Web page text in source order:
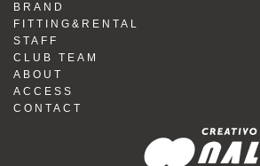
BRAND
FITTING&RENTAL
STAFF
CLUB TEAM
ABOUT
ACCESS
CONTACT